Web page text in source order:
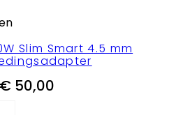
Slim Smart 4.5 mm
€50,00